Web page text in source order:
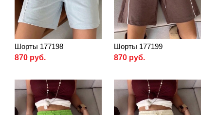
Шорты 177198
870 руб.
Шорты 177199
870 руб.